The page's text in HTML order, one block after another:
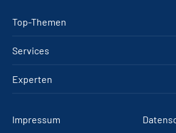
Top-Themen
Services
Experten
Impressum